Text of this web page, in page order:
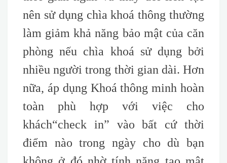
nên sử dụng chìa khoá thông thường
làm giảm khả năng bảo mật của căn
phòng nếu chìa khoá sử dụng bởi
nhiều người trong thời gian dài. Hơn
nữa, áp dụng Khoá thông minh hoàn
toàn phù hợp với việc cho
khách“check in” vào bất cứ thời
điểm nào trong ngày cho dù bạn